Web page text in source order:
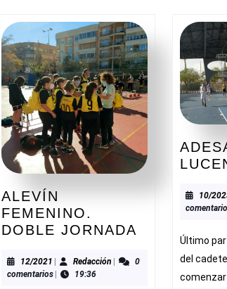
ALEVÍN
FEMENINO.
DOBLE JORNADA
FEMENINO.
DOBLE
JORNADA
12/2021 12/2021Redacción Redacción
0
comentarios
19:36
10/
Último
del
comenzar